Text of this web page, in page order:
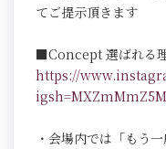
てご提示頂きます
■Concept 選ばれる
https://
・会場内では「もう